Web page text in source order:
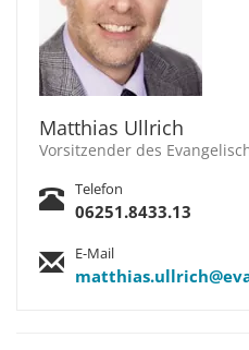
Matthias Ullrich
Vorsitzender des
Telefon
06251.8433.13
E-Mail